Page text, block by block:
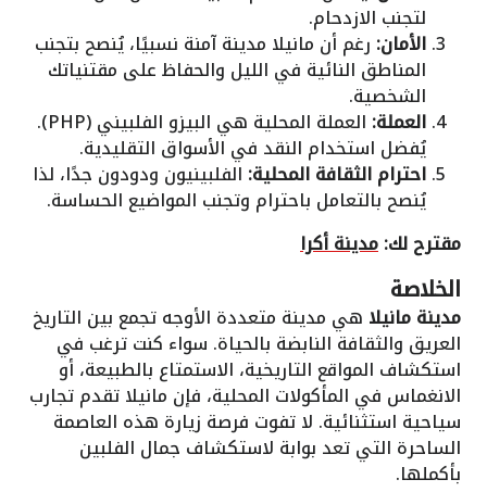
لتجنب الازدحام.
الأمان: رغم أن مانيلا مدينة آمنة نسبيًا، يُنصح بتجنب
المناطق النائية في الليل والحفاظ على مقتنياتك
الشخصية.
العملة: العملة المحلية هي البيزو الفلبيني (PHP).
يُفضل استخدام النقد في الأسواق التقليدية.
احترام الثقافة المحلية: الفلبينيون ودودون جدًا، لذا
يُنصح بالتعامل باحترام وتجنب المواضيع الحساسة.
مقترح لك:مدينة أكرا
الخلاصة
مدينة مانيلا هي مدينة متعددة الأوجه تجمع بين التاريخ
العريق والثقافة النابضة بالحياة. سواء كنت ترغب في
استكشاف المواقع التاريخية، الاستمتاع بالطبيعة، أو
الانغماس في المأكولات المحلية، فإن مانيلا تقدم تجارب
سياحية استثنائية. لا تفوت فرصة زيارة هذه العاصمة
الساحرة التي تعد بوابة لاستكشاف جمال الفلبين
بأكملها.